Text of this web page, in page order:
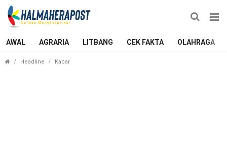
AWAL AGRARIA LITBANG CEK FAKTA OLAHRAGA
Headline Kabar